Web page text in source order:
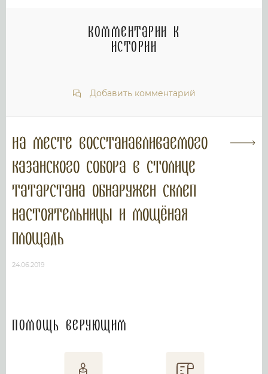
Комментарии к
истории
Добавить комментарий
На месте восстанавливаемого
Казанского собора в столице
Татарстана обнаружен склеп
настоятельницы и мощёная
площадь
24.06.2019
Помощь верующим